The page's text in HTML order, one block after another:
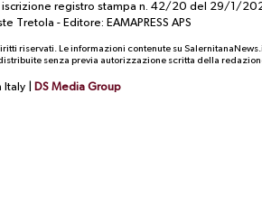
iscrizione registro stampa n. 42/20 del 29/1/
Tretola - Editore: EAMAPRESS APS
riservati. Le informazioni contenute su
senza previa autorizzazione scritta della
| DS Media Group